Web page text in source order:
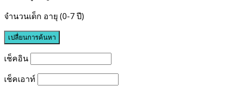
จำนวนเด็ก อายุ (0-7 ปี)
เช็คอิน
เช็คเอาท์